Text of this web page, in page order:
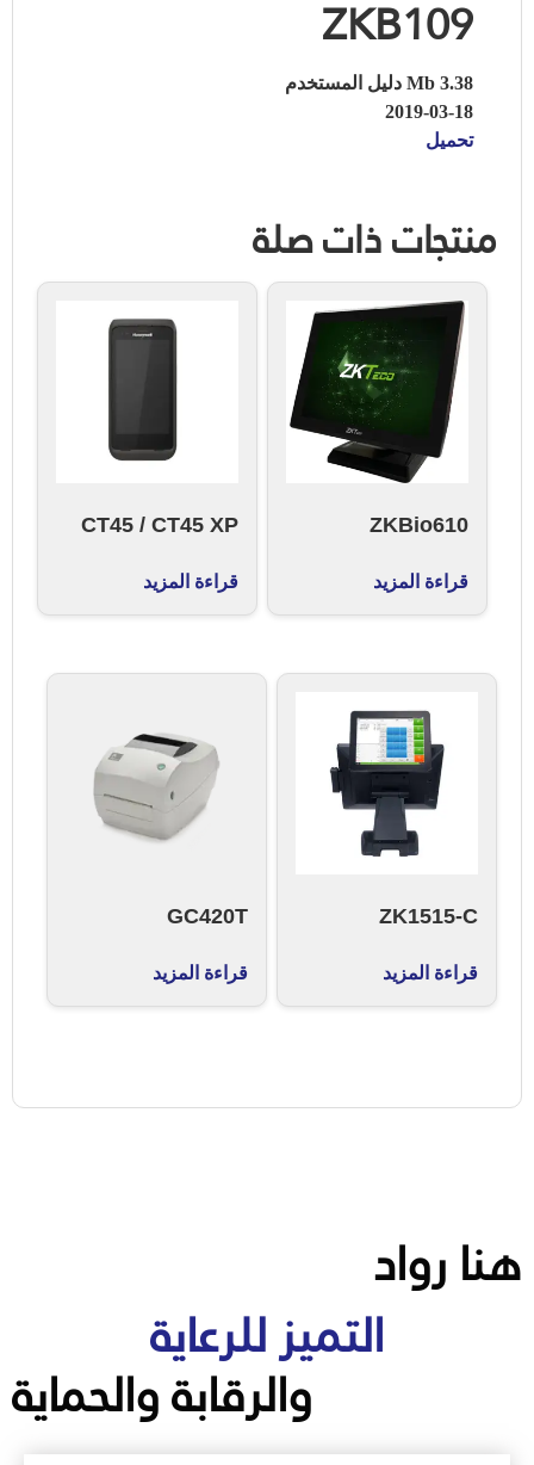
ZKB109
3.38 Mb دليل المستخدم
2019-03-18
تحميل
منتجات ذات صلة
ZKBio610
قراءة المزيد
CT45 / CT45 XP
قراءة المزيد
ZK1515-C
قراءة المزيد
GC420T
قراءة المزيد
هنا رواد
التميز للرعاية
والرقابة والحماية